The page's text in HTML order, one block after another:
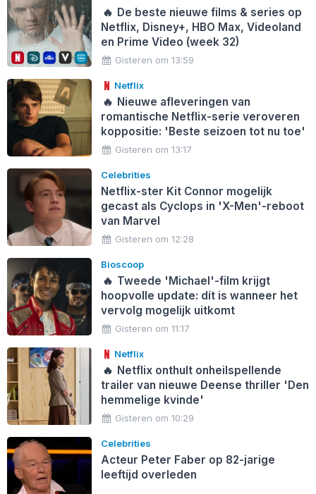
🔥 De beste nieuwe films & series op
Netflix, Disney+, HBO Max, Videoland
en Prime Video (week 32)
Gisteren om 13:59
Netflix
🔥 Nieuwe afleveringen van
romantische Netflix-serie veroveren
koppositie: 'Beste seizoen tot nu toe'
Gisteren om 13:17
Celebrities
Netflix-ster Kit Connor mogelijk
gecast als Cyclops in 'X-Men'-reboot
van Marvel
Gisteren om 12:28
Bioscoop
🔥 Tweede 'Michael'-film krijgt
hoopvolle update: dít is wanneer het
vervolg mogelijk uitkomt
Gisteren om 11:17
Netflix
🔥 Netflix onthult onheilspellende
trailer van nieuwe Deense thriller 'Den
hemmelige kvinde'
Gisteren om 10:29
Celebrities
Acteur Peter Faber op 82-jarige
leeftijd overleden